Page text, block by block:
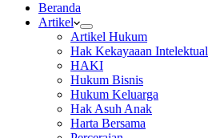
Beranda
Artikel
Artikel Hukum
Hak Kekayaaan Intelektual
HAKI
Hukum Bisnis
Hukum Keluarga
Hak Asuh Anak
Harta Bersama